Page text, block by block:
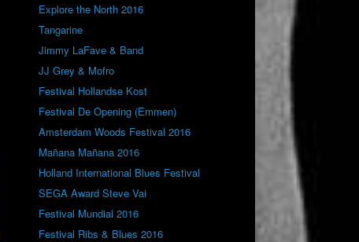
Explore the North 2016
Tangarine
Jimmy LaFave & Band
JJ Grey & Mofro
Festival Hollandse Kost
Festival De Opening (Emmen)
Amsterdam Woods Festival 2016
Mañana Mañana 2016
Holland International Blues Festival
SEGA Award Steve Vai
Festival Mundial 2016
Festival Ribs & Blues 2016